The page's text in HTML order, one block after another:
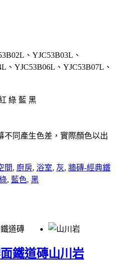
、YJC53B03L、
、YJC53B06L、YJC53B07L、
綠 藍 黑
不同產生色差，實際顏色以出
間, 廚房, 浴室, 灰, 牆磚-經典鐵
, 藍色, 黑
鐵道磚山川岩